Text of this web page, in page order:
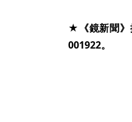
★《鏡新聞》
001922。